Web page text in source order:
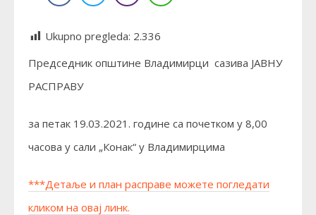
Ukupno pregleda: 2.336
Председник општине Владимирци сазива ЈАВНУ
РАСПРАВУ
за петак 19.03.2021. године са почетком у 8,00
часова у сали „Конак“ у Владимирцима
***Детаље и план расправе можете погледати
кликом на овај линк.